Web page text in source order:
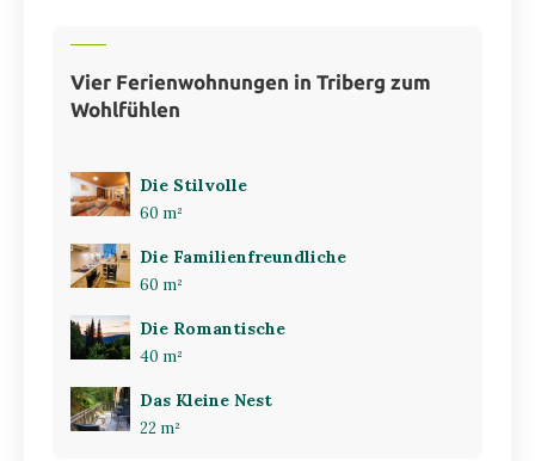
Vier Ferienwohnungen in Triberg zum
Wohlfühlen
Die Stilvolle
60 m²
Die Familienfreundliche
60 m²
Die Romantische
40 m²
Das Kleine Nest
22 m²